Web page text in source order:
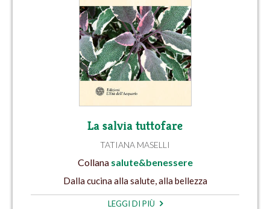
La salvia tuttofare
TATIANA MASELLI
Collana salute&benessere
Dalla cucina alla salute, alla bellezza
LEGGI DI PIÙ